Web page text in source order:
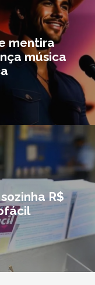
mentira
música
R$